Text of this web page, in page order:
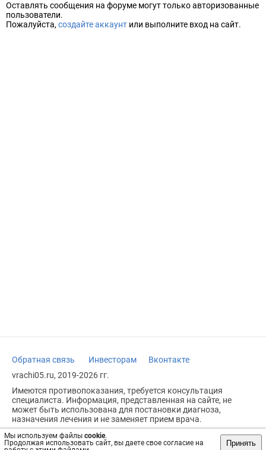
Мы используем файлы cookie.
Продолжая использовать сайт, вы даете свое согласие на
Принять
Оставлять сообщения на форуме могут только авторизованные
пользователи.
Пожалуйста, создайте аккаунт или выполните вход на сайт.
Обратная связь Инвесторам
Вконтакте
vrachi05.ru, 2019-2026 гг.
Имеются противопоказания, требуется консультация
специалиста. Информация, представленная на сайте, не
может быть использована для постановки диагноза,
назначения лечения и не заменяет прием врача.
Возрастное ограничение: 18+